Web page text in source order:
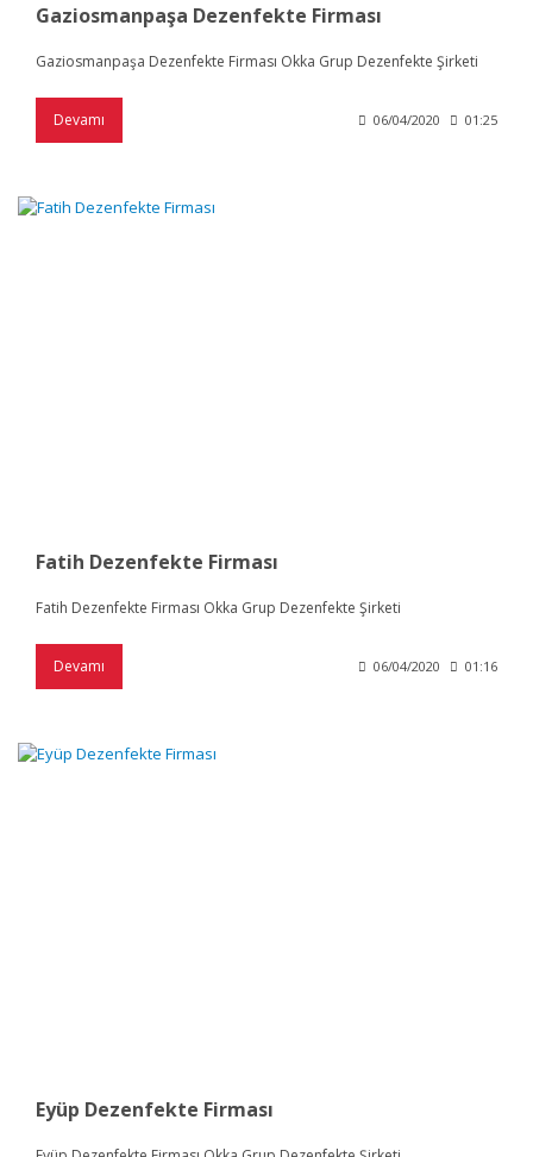
Gaziosmanpaşa Dezenfekte Firması
Gaziosmanpaşa Dezenfekte Firması Okka Grup Dezenfekte Şirketi
Devamı 06/04/2020 01:25
Fatih Dezenfekte Firması
Fatih Dezenfekte Firması Okka Grup Dezenfekte Şirketi
Devamı 06/04/2020 01:16
Eyüp Dezenfekte Firması